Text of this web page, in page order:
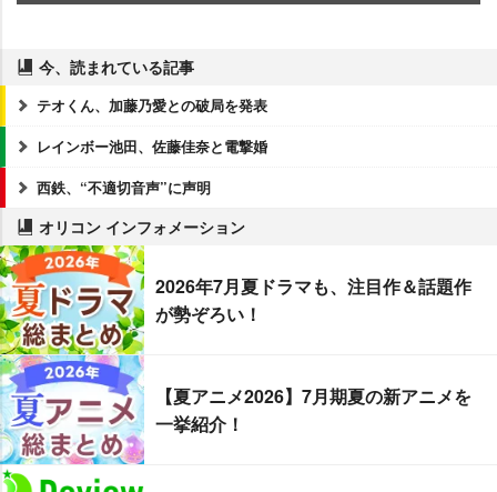
今、読まれている記事
テオくん、加藤乃愛との破局を発表
レインボー池田、佐藤佳奈と電撃婚
西鉄、“不適切音声”に声明
オリコン インフォメーション
2026年7月夏ドラマも、注目作＆話題作
が勢ぞろい！
【夏アニメ2026】7月期夏の新アニメを
一挙紹介！